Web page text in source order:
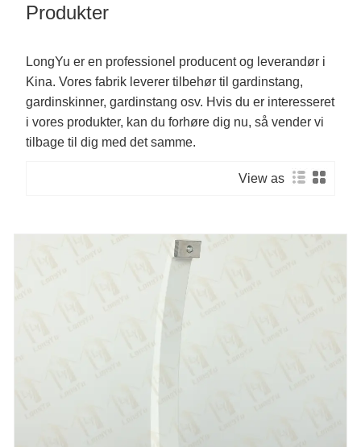
Produkter
LongYu er en professionel producent og leverandør i
Kina. Vores fabrik leverer tilbehør til gardinstang,
gardinskinner, gardinstang osv. Hvis du er interesseret
i vores produkter, kan du forhøre dig nu, så vender vi
tilbage til dig med det samme.
View as